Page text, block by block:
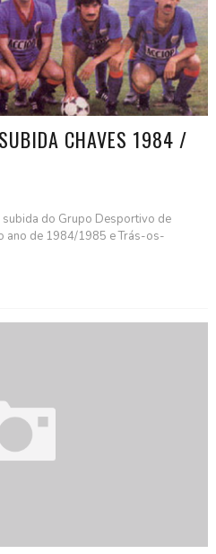
CHAVES 1984 /
do Grupo Desportivo de
ano de 1984/1985 e Trás-os-